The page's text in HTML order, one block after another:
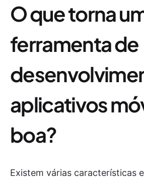
O que torna
ferramenta de
aplicativos
boa?
Existem várias características